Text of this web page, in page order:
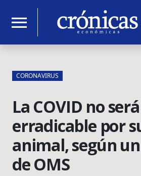
menu
CORONAVIRUS
La COVID no será
erradicable por
animal, según
de OMS